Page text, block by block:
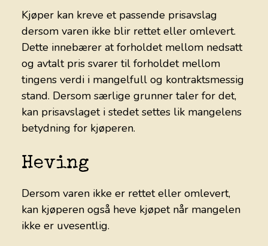
Kjøper kan kreve et passende prisavslag
dersom varen ikke blir rettet eller omlevert.
Dette innebærer at forholdet mellom nedsatt
og avtalt pris svarer til forholdet mellom
tingens verdi i mangelfull og kontraktsmessig
stand. Dersom særlige grunner taler for det,
kan prisavslaget i stedet settes lik mangelens
betydning for kjøperen.
Heving
Dersom varen ikke er rettet eller omlevert,
kan kjøperen også heve kjøpet når mangelen
ikke er uvesentlig.